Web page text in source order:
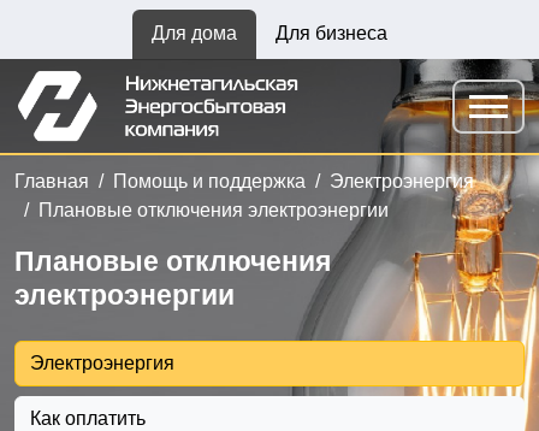
Для дома Для бизнеса
Главная Помощь и поддержка
Электроэнергия
Плановые отключения электроэнергии
Плановые отключения
электроэнергии
Электроэнергия
Как оплатить